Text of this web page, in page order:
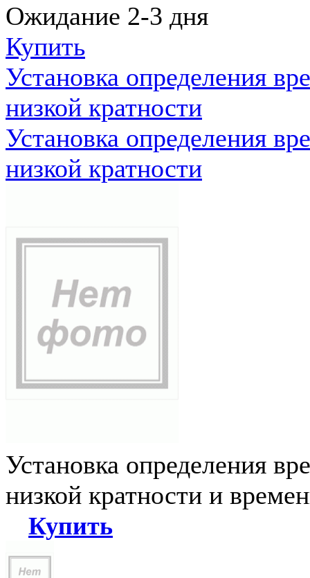
Ожидание 2-3 дня
Купить
Установка определения
низкой кратности
Установка определения
низкой кратности
Установка определения
низкой кратности и
Купить